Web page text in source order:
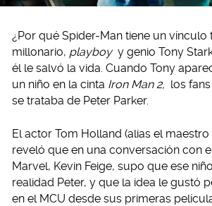
¿Por qué Spider-Man tiene un vínculo
millonario, playboy y genio Tony
él le salvó la vida. Cuando Tony
un niño en la cinta Iron Man 2, los
se trataba de Peter Parker.
El actor Tom Holland (alias el
reveló que en una conversación con
Marvel, Kevin Feige, supo que ese
realidad Peter, y que la idea le gustó
en el MCU desde sus primeras